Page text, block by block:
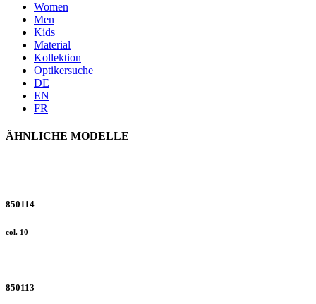
Women
Men
Kids
Material
Kollektion
Optikersuche
DE
EN
FR
ÄHNLICHE MODELLE
850114
col. 10
850113